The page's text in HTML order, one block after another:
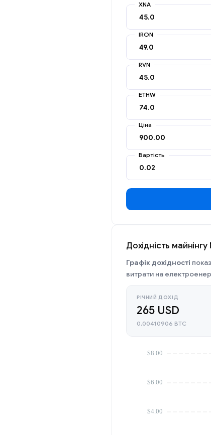
XNA
IRON
RVN
ETHW
Ціна
Вартість
Дохідність
Графік дохідності
витрати на
РІЧНИЙ ДОХІД
265 USD
0,00410906 BTC